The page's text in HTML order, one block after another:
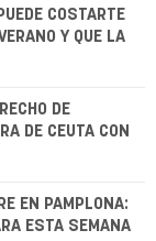
COSTARTE
Y QUE LA
DE
DE CEUTA CON
EN PAMPLONA:
ESTA SEMANA